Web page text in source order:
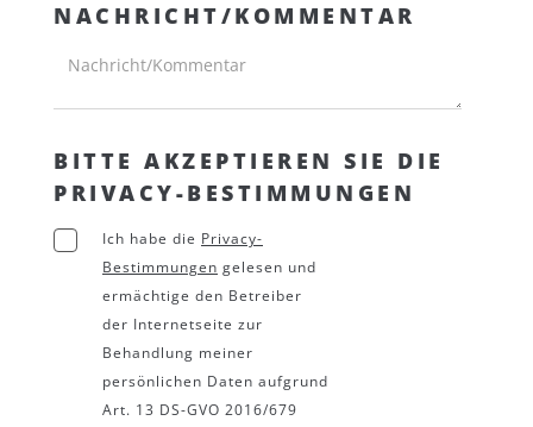
NACHRICHT/KOMMENTAR
BITTE AKZEPTIEREN SIE DIE
PRIVACY-BESTIMMUNGEN
Ich habe die Privacy-
Bestimmungen gelesen und
ermächtige den Betreiber
der Internetseite zur
Behandlung meiner
persönlichen Daten aufgrund
Art. 13 DS-GVO 2016/679